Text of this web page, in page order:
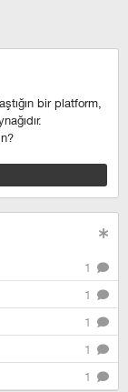
bir platform,
1
1
1
1
1